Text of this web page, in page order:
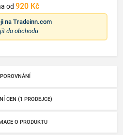
od 920 Kč
na Tradeinn.com
do obchodu
POROVNÁNÍ
CEN (1 PRODEJCE)
O PRODUKTU